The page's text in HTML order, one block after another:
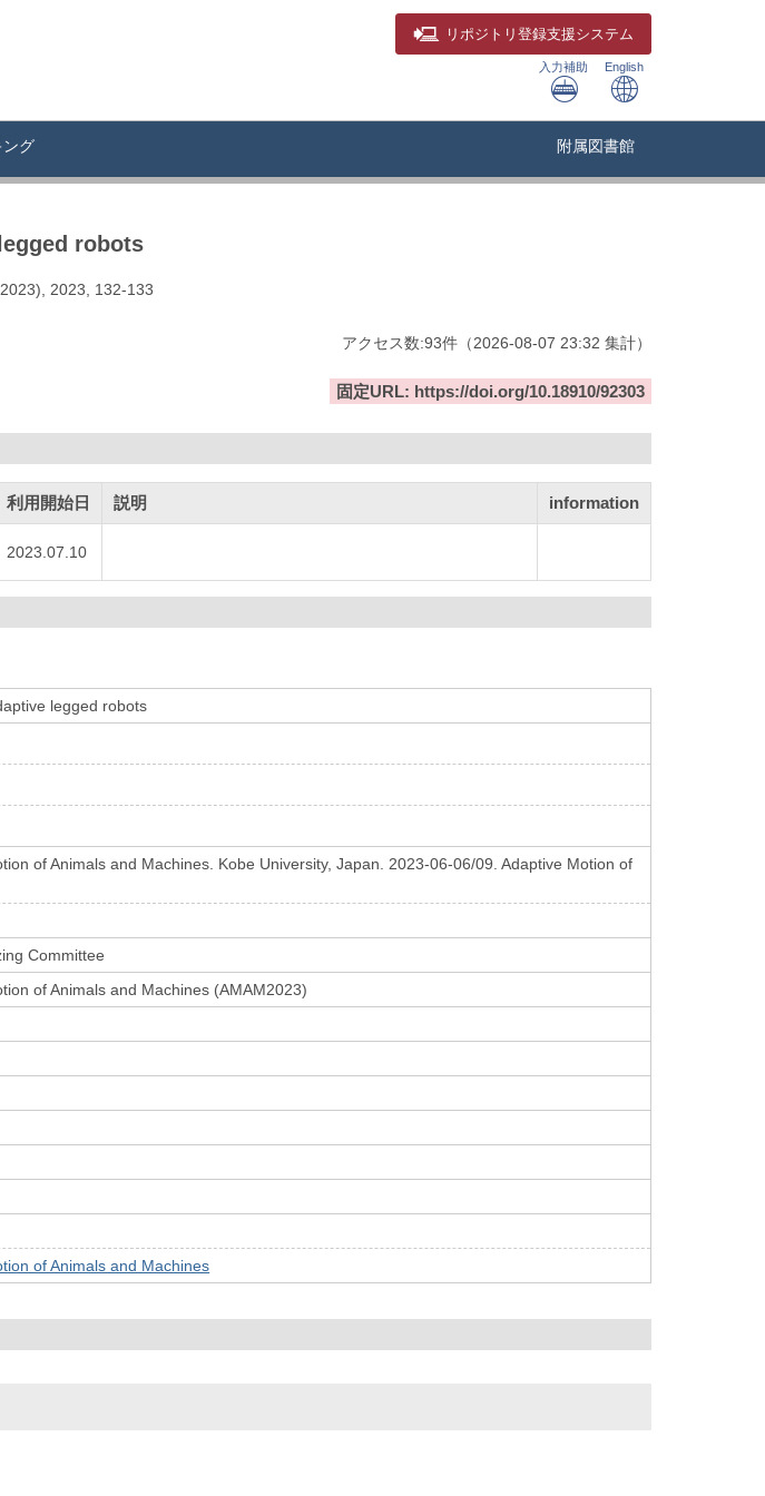
リポジトリ 登録支援システム
入力補助 English
ング 附属図書館
robots
2023, 132-133
アクセス数:93件 （2026-08-07 23:32 集計）
固定URL: https://doi.org/10.18910/92303
利用開始日 説明 information
2023.07.10
legged robots
of Animals and Machines. Kobe University, Japan. 2023-06-06/09. Adaptive Motion of
Committee
of Animals and Machines (AMAM2023)
of Animals and Machines